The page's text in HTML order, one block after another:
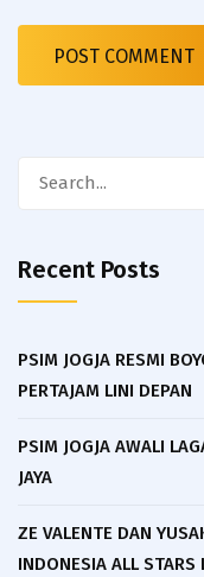
Recent Posts
PSIM JOGJA RESMI
PERTAJAM LINI DEPAN
PSIM JOGJA AWALI
JAYA
ZE VALENTE DAN
INDONESIA ALL STARS